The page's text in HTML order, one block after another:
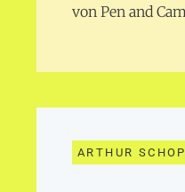
von Pen and
ARTHUR